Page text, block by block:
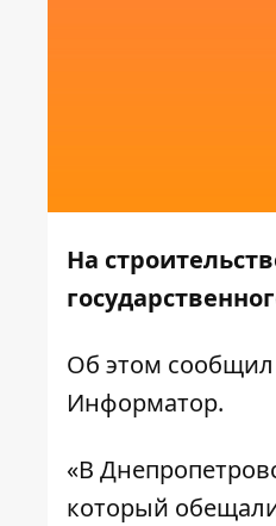
На
Об этом сообщил
Информатор.
«В
который